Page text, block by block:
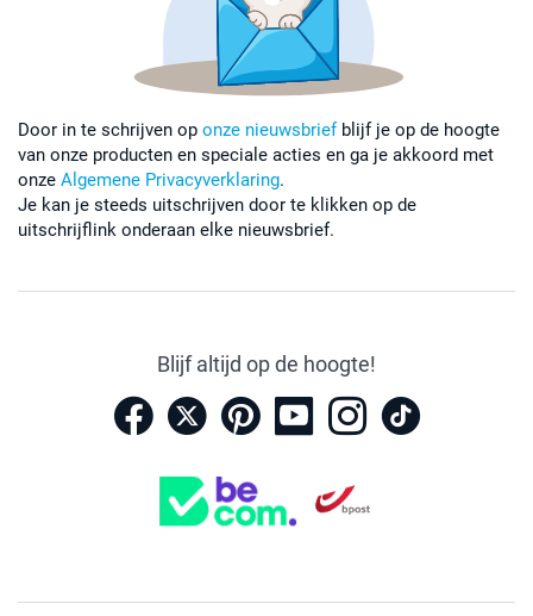
Door in te schrijven op onze nieuwsbriefblijf je op de hoogte
van onze producten en speciale acties en ga je akkoord met
onze Algemene Privacyverklaring.
Je kan je steeds uitschrijven door te klikken op de
uitschrijflink onderaan elke nieuwsbrief.
Blijf altijd op de hoogte!